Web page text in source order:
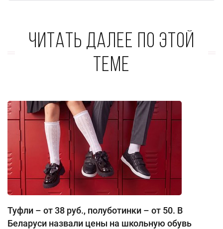
Читать далее по этой
теме
Туфли – от 38 руб., полуботинки – от 50. В
Беларуси назвали цены на школьную обувь